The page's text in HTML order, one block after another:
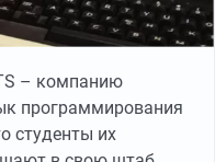
– компанию
программирования
студенты их